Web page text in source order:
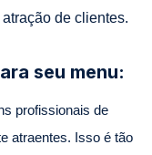
de clientes.
seu menu:
profissionais de
atraentes. Isso é tão